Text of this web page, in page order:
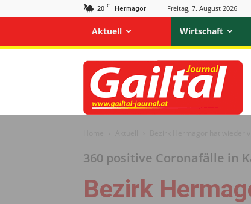
20 C Hermagor Freitag, 7. August 2026
Aktuell Wirtschaft
Gailtal
Journal
360 positive Coronafälle in
Bezirk